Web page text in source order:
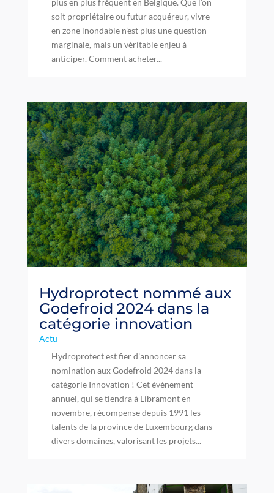
soit propriétaire ou futur acquéreur, vivre
en zone inondable n’est plus une question
marginale, mais un véritable enjeu à
anticiper. Comment acheter...
Hydroprotect nommé aux
Godefroid 2024 dans la
catégorie innovation
Actu
Hydroprotect est fier d'annoncer sa
nomination aux Godefroid 2024 dans la
catégorie Innovation ! Cet événement
annuel, qui se tiendra à Libramont en
novembre, récompense depuis 1991 les
talents de la province de Luxembourg dans
divers domaines, valorisant les projets...